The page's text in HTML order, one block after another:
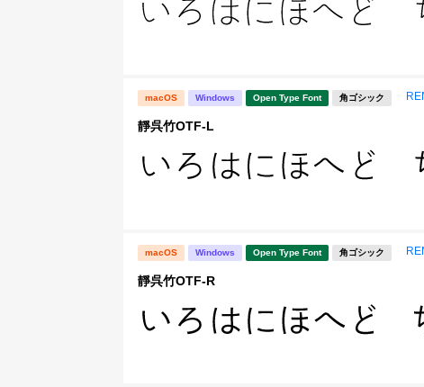
macOS Windows Open Type Font 角ゴシック
靜呉竹OTF-L
macOS Windows Open Type Font 角ゴシック
靜呉竹OTF-R